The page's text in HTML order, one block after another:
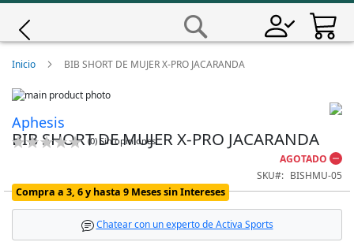
Saltar
Contenido
Inicio BIB SHORT DE MUJER X-PRO JACARANDA
Skip
the
end
of
gallery
to
the
beginning
images
gallery
Aphesis
BIB SHORT DE MUJER X-PRO JACARANDA
Calificación:
(0) Sin opiniones
AGOTADO
SKU
BISHMU-05
Compra a 3, 6 y hasta 9 Meses sin Intereses
Chatear con un experto de Activa Sports
Giro
Iscali
Magene